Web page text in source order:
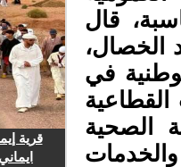
قال
الخصال،
في
الصحية
قرية